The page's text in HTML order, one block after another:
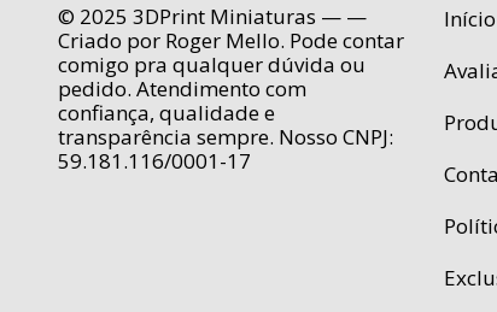
© 2025 3DPrint Miniaturas — —
Criado por Roger Mello. Pode contar
comigo pra qualquer dúvida ou
pedido. Atendimento com
confiança, qualidade e
transparência sempre. Nosso CNPJ:
59.181.116/0001-17
Início